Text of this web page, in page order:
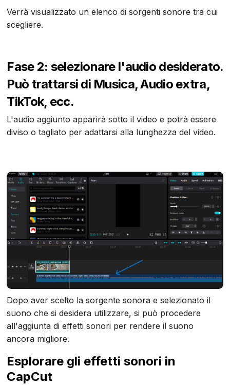
Verrà visualizzato un elenco di sorgenti sonore tra cui
scegliere.
Fase 2: selezionare l'audio desiderato.
Può trattarsi di Musica, Audio extra,
TikTok, ecc.
L'audio aggiunto apparirà sotto il video e potrà essere
diviso o tagliato per adattarsi alla lunghezza del video.
Dopo aver scelto la sorgente sonora e selezionato il
suono che si desidera utilizzare, si può procedere
all'aggiunta di effetti sonori per rendere il suono
ancora migliore.
Esplorare gli effetti sonori in
CapCut